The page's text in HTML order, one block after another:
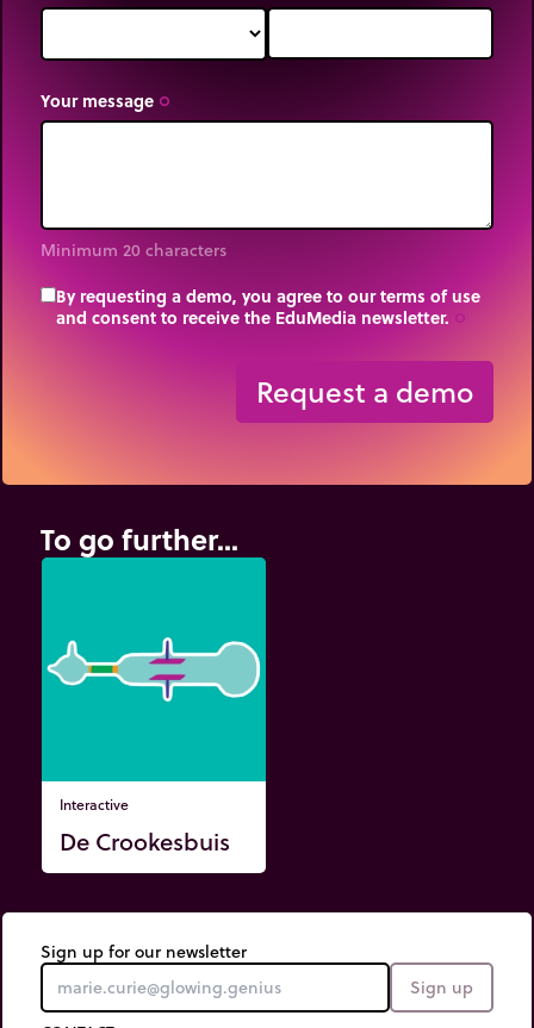
Your message trip_origin
Minimum 20 characters
By requesting a demo, you agree to our terms of use
and consent to receive the EduMedia newsletter.
Request a demo
To go further...
Interactive
De Crookesbuis
Sign up for our newsletter
Sign up